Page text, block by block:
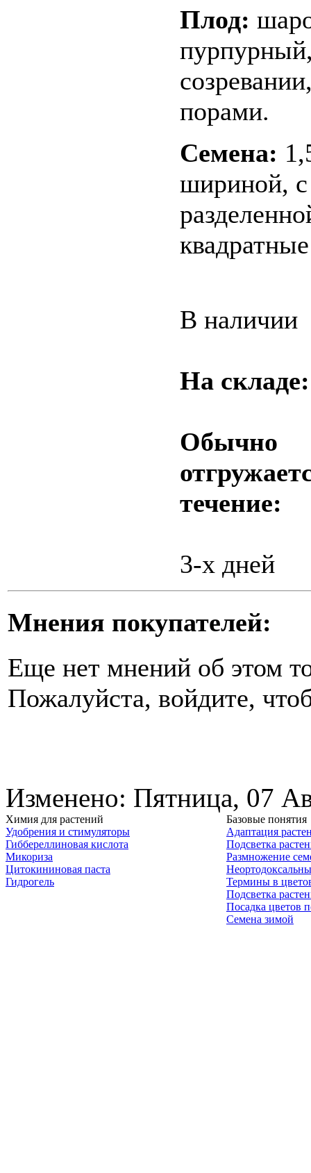
Плод:
порами.
Семена:
шириной, с
В наличии
На
Обычно
течение:
3-х дней
Мнения покупателей:
Еще нет мнений об этом
Пожалуйста, войдите,
Изменено: Пятница, 07
Химия для растений
Удобрения и стимуляторы
Гиббереллиновая кислота
Микориза
Цитокининовая паста
Гидрогель
Базовые понятия
Адаптация
Подсветка
Размножение
Термины в
Подсветка
Посадка цветов
Семена зимой